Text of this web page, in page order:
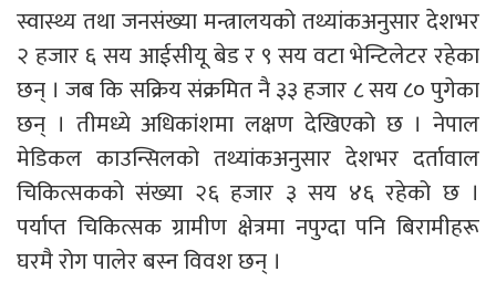
स्वास्थ्य तथा जनसंख्या मन्त्रालयको तथ्यांकअनुसार देशभर
२ हजार ६ सय आईसीयू बेड र ९ सय वटा भेन्टिलेटर रहेका
छन् । जब कि सक्रिय संक्रमित नै ३३ हजार ८ सय ८० पुगेका
छन् । तीमध्ये अधिकांशमा लक्षण देखिएको छ । नेपाल
मेडिकल काउन्सिलको तथ्यांकअनुसार देशभर दर्तावाल
चिकित्सकको संख्या २६ हजार ३ सय ४६ रहेको छ ।
पर्याप्त चिकित्सक ग्रामीण क्षेत्रमा नपुग्दा पनि बिरामीहरू
घरमै रोग पालेर बस्न विवश छन् ।